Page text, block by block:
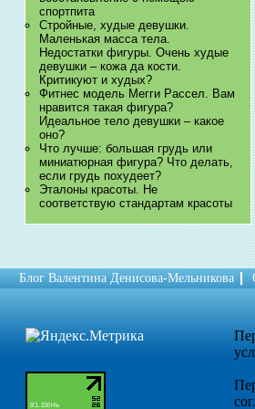
спортпита
Стройные, худые девушки.
Маленькая масса тела.
Недостатки фигуры. Очень худые
девушки – кожа да кости.
Критикуют и худых?
Фитнес модель Мегги Рассел. Вам
нравится такая фигура?
Идеальное тело девушки – какое
оно?
Что лучше: большая грудь или
миниатюрная фигура? Что делать,
если грудь похудеет?
Эталоны красоты. Не
соответствую стандартам красоты
Блог Валентина Денисова-Мельникова